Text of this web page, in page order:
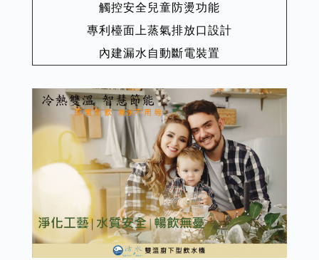
觸控安全兒童防燙功能
專利檯面上蒸氣排放口設計
內建漏水自動斷電裝置